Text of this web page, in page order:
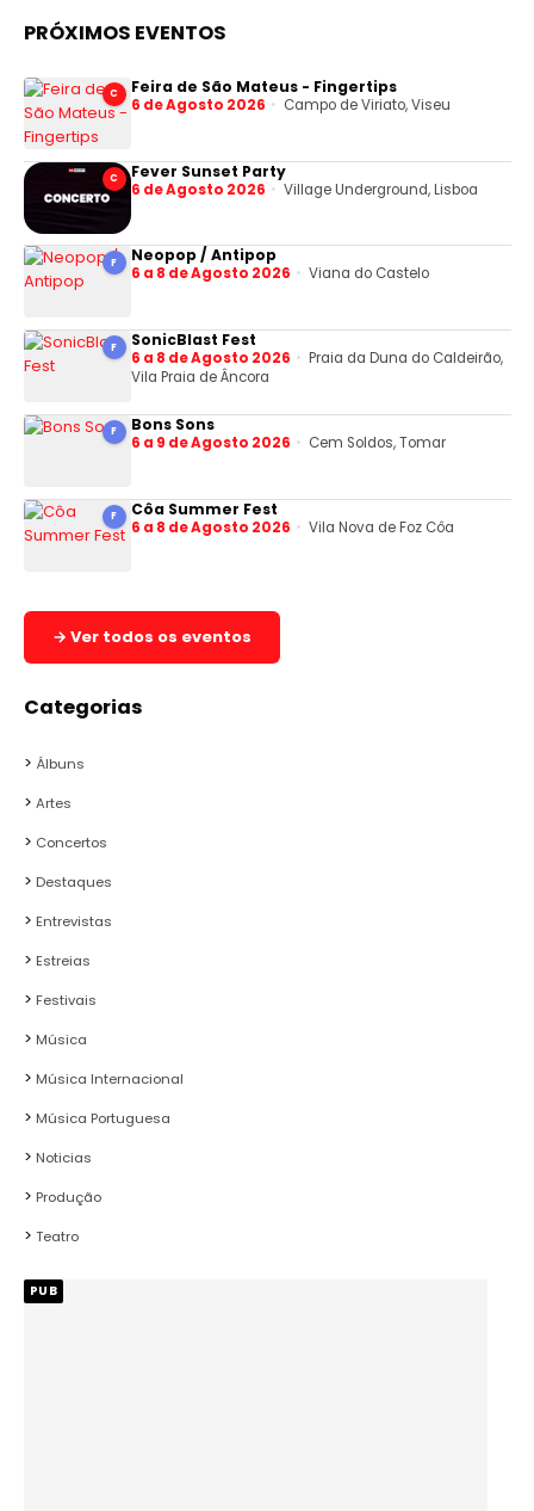
PRÓXIMOS EVENTOS
C Feira de São Mateus - Fingertips
6 de Agosto 2026 Campo de Viriato, Viseu
C Fever Sunset Party
6 de Agosto 2026 Village Underground, Lisboa
F Neopop / Antipop
6 a 8 de Agosto 2026 Viana do Castelo
F SonicBlast Fest
6 a 8 de Agosto 2026
Praia da Duna do Caldeirão,
Vila Praia de Âncora
F Bons Sons
6 a 9 de Agosto 2026 Cem Soldos, Tomar
F Côa Summer Fest
6 a 8 de Agosto 2026 Vila Nova de Foz Côa
→ Ver todos os eventos
Categorias
Álbuns
Artes
Concertos
Destaques
Entrevistas
Estreias
Festivais
Música
Música Internacional
Música Portuguesa
Noticias
Produção
Teatro
PUB